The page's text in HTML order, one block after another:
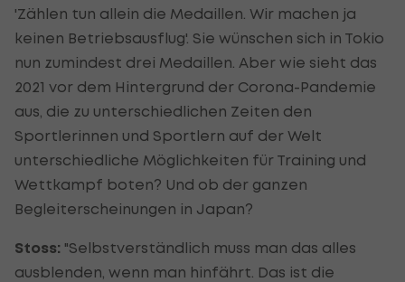
'Zählen tun allein die Medaillen. Wir machen ja
keinen Betriebsausflug'. Sie wünschen sich in Tokio
nun zumindest drei Medaillen. Aber wie sieht das
2021 vor dem Hintergrund der Corona-Pandemie
aus, die zu unterschiedlichen Zeiten den
Sportlerinnen und Sportlern auf der Welt
unterschiedliche Möglichkeiten für Training und
Wettkampf boten? Und ob der ganzen
Begleiterscheinungen in Japan?
Stoss: "Selbstverständlich muss man das alles
ausblenden, wenn man hinfährt. Das ist die